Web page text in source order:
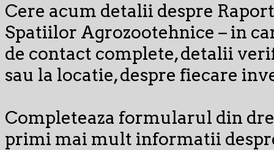
Cere acum detalii despre
Spatiilor Agrozootehnice – in
de contact complete, detalii
sau la locatie, despre fiecare
Completeaza formularul din
primi mai mult informatii